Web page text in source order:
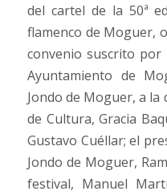
del cartel de la 50ª
flamenco de Moguer,
convenio suscrito por
Ayuntamiento de
Jondo de Moguer, a
de Cultura, Gracia
Gustavo Cuéllar; el
Jondo de Moguer,
festival, Manuel